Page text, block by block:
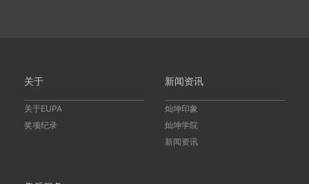
关于
关于EUPA
奖项纪录
新闻资讯
灿坤印象
灿坤学院
新闻资讯